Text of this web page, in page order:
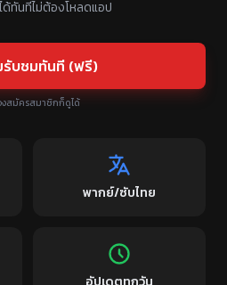
ด้ทันทีไม่ต้องโหลดแอป
รับชมทันที (ฟรี)
งสมัครสมาชิกก็ดูได้
พากย์/ซับไทย